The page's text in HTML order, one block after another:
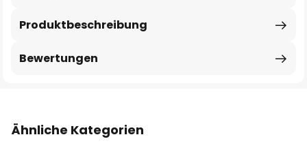
Produktbeschreibung
Bewertungen
Ähnliche Kategorien